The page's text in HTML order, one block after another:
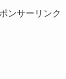
ンサーリンク